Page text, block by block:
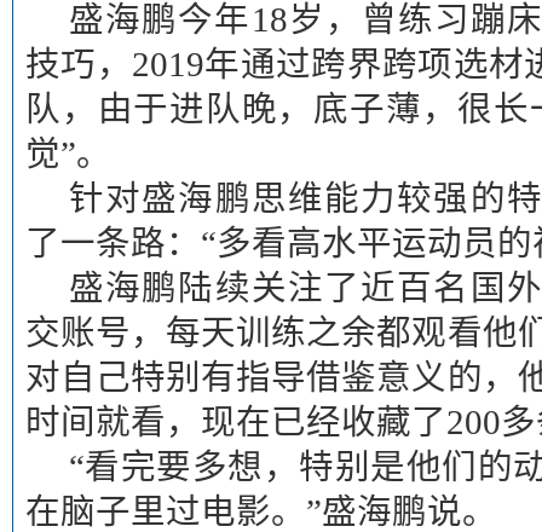
盛海鹏今年18岁，曾练习蹦
技巧，2019年通过跨界跨项选材
队，由于进队晚，底子薄，很
觉”。
针对盛海鹏思维能力较强的
了一条路：“多看高水平运动员
盛海鹏陆续关注了近百名国
交账号，每天训练之余都观看他
对自己特别有指导借鉴意义的，
时间就看，现在已经收藏了200
“看完要多想，特别是他们的
在脑子里过电影。”盛海鹏说。